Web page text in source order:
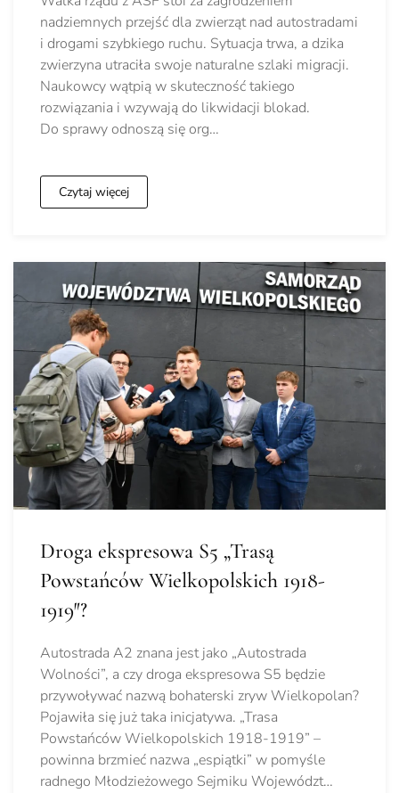
nadziemnych przejść dla zwierząt nad autostradami
i drogami szybkiego ruchu. Sytuacja trwa, a dzika
zwierzyna utraciła swoje naturalne szlaki migracji.
Naukowcy wątpią w skuteczność takiego
rozwiązania i wzywają do likwidacji blokad.
Do sprawy odnoszą się org…
Czytaj więcej
Droga ekspresowa S5 „Trasą
Powstańców Wielkopolskich 1918-
1919″?
Autostrada A2 znana jest jako „Autostrada
Wolności”, a czy droga ekspresowa S5 będzie
przywoływać nazwą bohaterski zryw Wielkopolan?
Pojawiła się już taka inicjatywa. „Trasa
Powstańców Wielkopolskich 1918-1919” –
powinna brzmieć nazwa „espiątki” w pomyśle
radnego Młodzieżowego Sejmiku Województ…